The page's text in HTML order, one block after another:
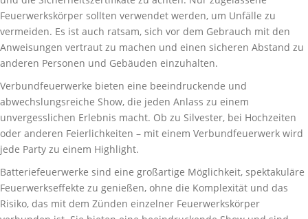
Feuerwerkskörper sollten verwendet werden, um Unfälle zu
vermeiden. Es ist auch ratsam, sich vor dem Gebrauch mit den
Anweisungen vertraut zu machen und einen sicheren Abstand zu
anderen Personen und Gebäuden einzuhalten.
Verbundfeuerwerke bieten eine beeindruckende und
abwechslungsreiche Show, die jeden Anlass zu einem
unvergesslichen Erlebnis macht. Ob zu Silvester, bei Hochzeiten
oder anderen Feierlichkeiten – mit einem Verbundfeuerwerk wird
jede Party zu einem Highlight.
Batteriefeuerwerke sind eine großartige Möglichkeit, spektakuläre
Feuerwerkseffekte zu genießen, ohne die Komplexität und das
Risiko, das mit dem Zünden einzelner Feuerwerkskörper